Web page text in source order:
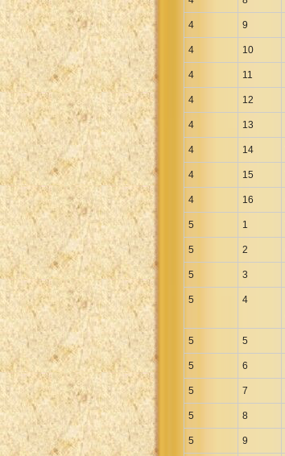
4 9
4 10
4 11
4 12
4 13
4 14
4 15
4 16
5 1
5 2
5 3
5 4
5 5
5 6
5 7
5 8
5 9